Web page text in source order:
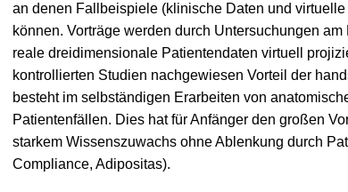
an denen Fallbeispiele (klinische Daten und
können. Vorträge werden durch Untersuchungen
reale dreidimensionale Patientendaten virtuell
kontrollierten Studien nachgewiesen Vorteil der
besteht im selbständigen Erarbeiten von
Patientenfällen. Dies hat für Anfänger den großen
starkem Wissenszuwachs ohne Ablenkung durch
Compliance, Adipositas).